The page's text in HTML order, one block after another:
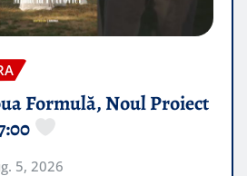
Formulă, Noul Proiect
5, 2026